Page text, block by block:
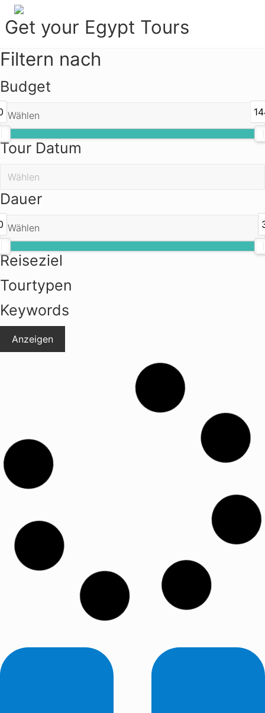
Menu
Zur
Hauptnavigation
Zum
Inhalt
Get your Egypt Tours
Get
Your
Tours
Filtern nach
Budget
Tour Datum
Dauer
Reiseziel
Tourtypen
Keywords
Anzeigen